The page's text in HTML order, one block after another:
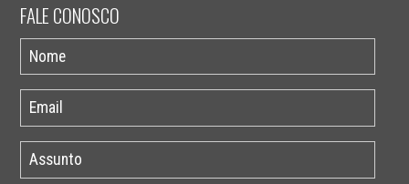
FALE CONOSCO